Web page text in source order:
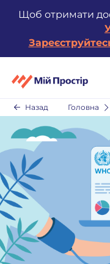
Щоб отримати
Назад Головна